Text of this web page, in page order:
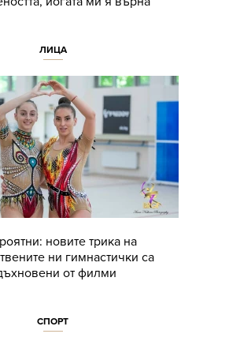
ЛИЦА
новите трика на
ни гимнастички са
от филми
СПОРТ